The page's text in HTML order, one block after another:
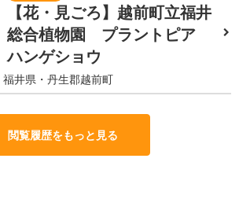
【花・見ごろ】越前町立福井
総合植物園 プラントピア
ハンゲショウ
福井県・丹生郡越前町
閲覧履歴をもっと見る